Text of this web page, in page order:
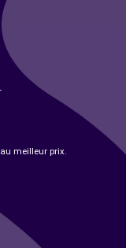
meilleur prix.